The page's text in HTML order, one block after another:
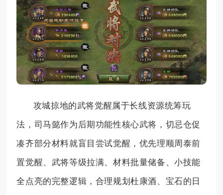
攻城掠地的武将觉醒属于长线资源统筹玩
法，司马懿作为后期功能性核心武将，切忌仓促
凑齐部分材料就盲目尝试觉醒，优先理顺周泰前
置觉醒、武将等级拉满、材料批量储备、小技能
全点亮的完整逻辑，合理规划杜康酒、宝石的日